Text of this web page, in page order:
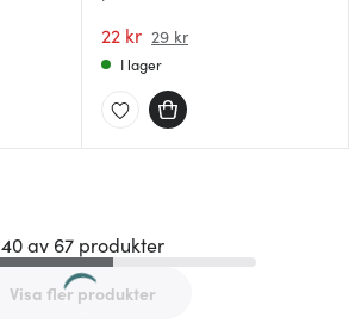
22 kr 29 kr
I lager
40 av 67 produkter
Visa fler produkter